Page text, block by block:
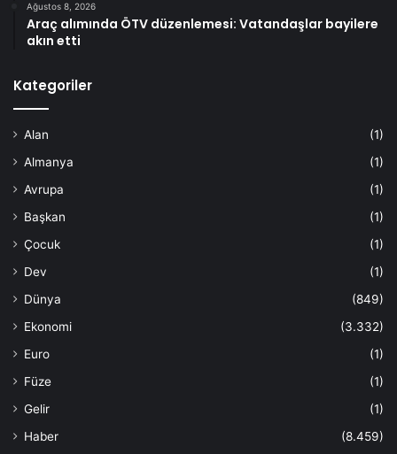
Ağustos 8, 2026
Araç alımında ÖTV düzenlemesi: Vatandaşlar bayilere
akın etti
Kategoriler
Alan
(1)
Almanya
(1)
Avrupa
(1)
Başkan
(1)
Çocuk
(1)
Dev
(1)
Dünya
(849)
Ekonomi
(3.332)
Euro
(1)
Füze
(1)
Gelir
(1)
Haber
(8.459)